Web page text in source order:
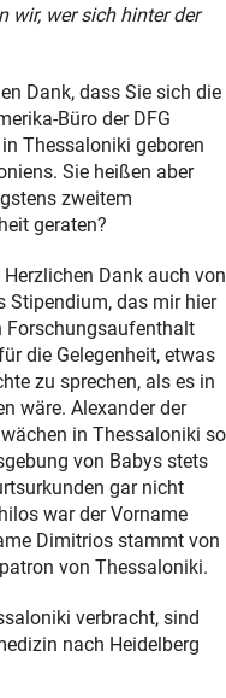
wir, wer sich hinter der
Dank, dass Sie sich die
Büro der DFG
Thessaloniki geboren
Sie heißen aber
zweitem
geraten?
Herzlichen Dank auch von
Stipendium, das mir hier
Forschungsaufenthalt
die Gelegenheit, etwas
zu sprechen, als es in
wäre. Alexander der
in Thessaloniki so
von Babys stets
gar nicht
war der Vorname
Dimitrios stammt von
von Thessaloniki.
verbracht, sind
nach Heidelberg